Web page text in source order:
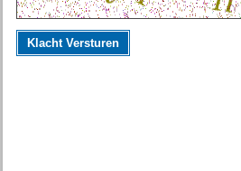
Klacht Versturen